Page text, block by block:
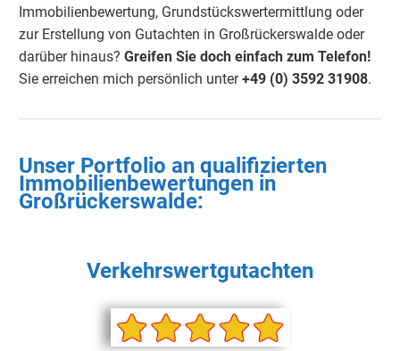
Immobilienbewertung, Grundstückswertermittlung oder
zur Erstellung von Gutachten in Großrückerswalde oder
darüber hinaus? Greifen Sie doch einfach zum Telefon!
Sie erreichen mich persönlich unter+49 (0) 3592 31908.
Unser Portfolio an qualifizierten
Immobilienbewertungen in
Großrückerswalde:
Verkehrswertgutachten